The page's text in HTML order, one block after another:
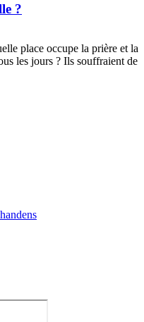
?
place occupe la prière et la
les jours ? Ils souffraient de